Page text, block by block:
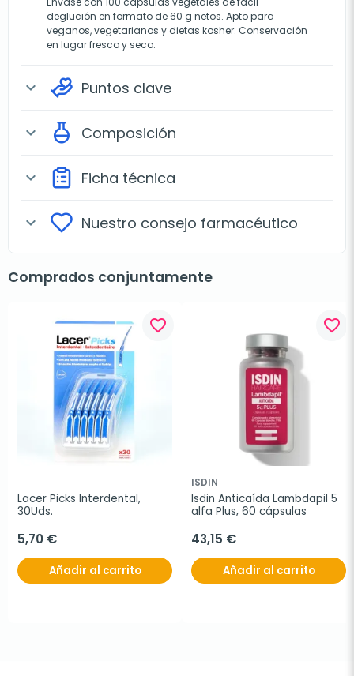
deglución en formato de 60 g netos. Apto para
veganos, vegetarianos y dietas kosher. Conservación
en lugar fresco y seco.
expand_more Puntos clave
expand_more Composición
expand_more Ficha técnica
expand_more Nuestro consejo farmacéutico
Comprados conjuntamente
favorite_border
Lacer Picks Interdental,
30Uds.
5,70 €
Añadir al carrito
favorite_border
ISDIN
Isdin Anticaída Lambdapil 5
alfa Plus, 60 cápsulas
43,15 €
Añadir al carrito